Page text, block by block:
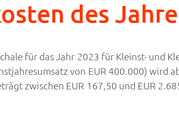
des
für das Jahr 2023 für Kleinst- und
von EUR 400.000) wird
zwischen EUR 167,50 und EUR